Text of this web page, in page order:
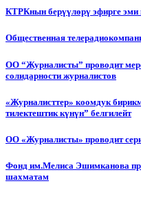
КТРКнын берүүлөрү эфирге
Общественная
ОО “Журналисты” проводит
солидарности журналистов
«Журналисттер» коомдук
тилектештик күнүн” белгилейт
ОО «Журналисты» проводит
Фонд им.Мелиса Эшимканова
шахматам